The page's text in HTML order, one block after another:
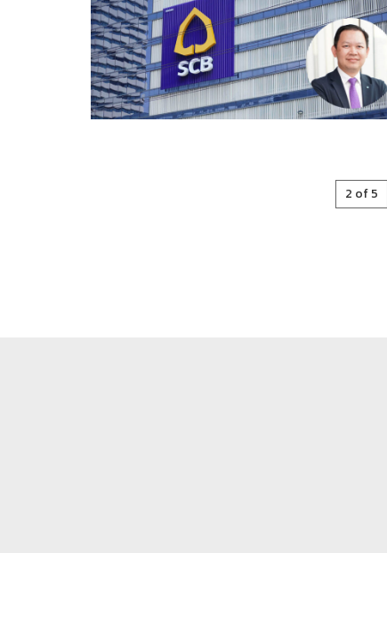
2 of 5